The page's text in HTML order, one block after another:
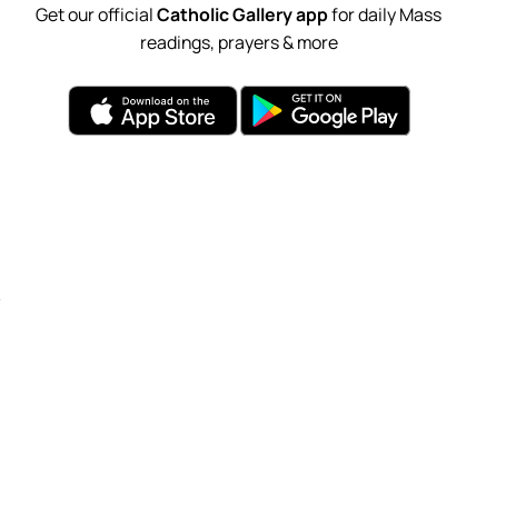
Get our officialCatholic Gallery appfor daily Mass
readings, prayers & more